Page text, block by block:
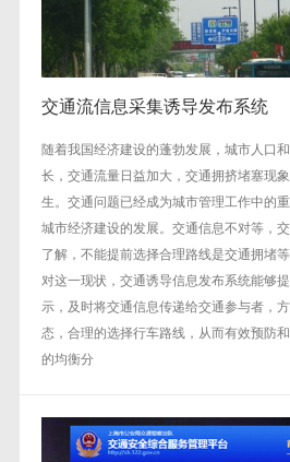
交通流信息采集诱导发布系统
随着我国经济建设的蓬勃发展，城市人口
长，交通流量日益加大，交通拥挤堵塞现
生。交通问题已经成为城市管理工作中的
城市经济建设的发展。交通信息不对等，
了解，不能提前选择合理路线是交通拥堵
对这一现状，交通诱导信息发布系统能够
示，及时将交通信息传递给交通参与者，
态，合理的选择行车路线，从而有效预防
的均衡分